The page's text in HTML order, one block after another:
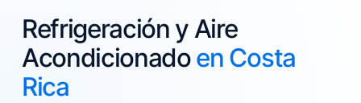
Refrigeración y Aire
Acondicionadoen Costa
Rica